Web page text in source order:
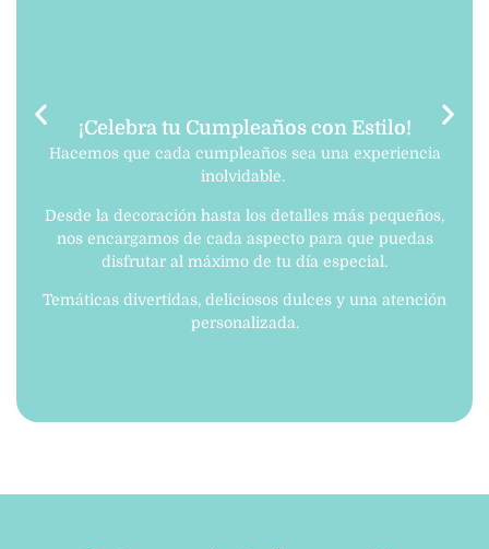
¡Celebra tu Cumpleaños con Estilo!
Hacemos que cada cumpleaños sea una experiencia
inolvidable.
Desde la decoración hasta los detalles más pequeños,
nos encargamos de cada aspecto para que puedas
disfrutar al máximo de tu día especial.
Temáticas divertidas, deliciosos dulces y una atención
personalizada.